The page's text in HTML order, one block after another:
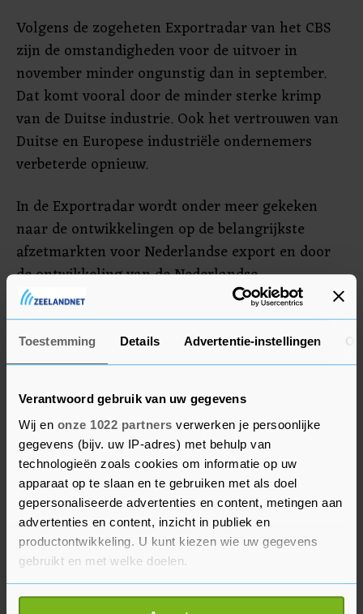
Toestemming Details Advertentie-instellingen
Verantwoord gebruik van uw gegevens
Wij en onze 1022 partners verwerken je persoonlijke
gegevens (bijv. uw IP-adres) met behulp van
technologieën zoals cookies om informatie op uw
apparaat op te slaan en te gebruiken met als doel
gepersonaliseerde advertenties en content, metingen aan
advertenties en content, inzicht in publiek en
productontwikkeling. U kunt kiezen wie uw gegevens
gebruikt en met welke doelen.
Als u het toestaat, willen we ook graag:
Volgens de zogeheten Exportradar van het CBS
zijn de omstandigheden voor de uitvoer in
november minder ongunstig dan in september.
Dat komt vooral door de minder sterke krimp
van de Duitse industrie. Ook het vertrouwen van
Duitse en Europese industriële ondernemers
verbeterde opnieuw.
In de Exportradar wordt onder meer gekeken
naar de ontwikkelingen op de belangrijkste
afzetmarkten voor Nederlandse export en door
de ontwikkeling van de Nederlandse
concurrentiepositie. Een verbetering van de
omstandigheden betekent volgens het CBS niet
per se een hogere groei van de export.